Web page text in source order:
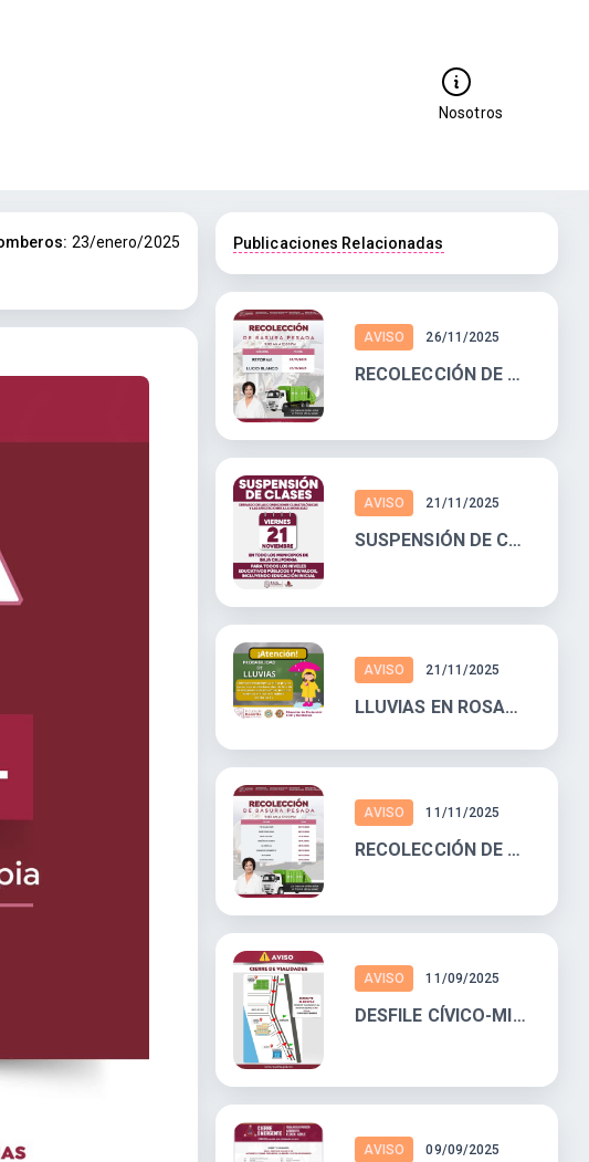
Nosotros
23/enero/2025 Publicaciones Relacionadas
AVISO 26/11/2025
RECOLECCIÓN DE BASURA PESADA
AVISO 21/11/2025
SUSPENSIÓN DE CLASES
AVISO 21/11/2025
LLUVIAS EN ROSARITO
AVISO 11/11/2025
RECOLECCIÓN DE BASURA PESADA
AVISO 11/09/2025
DESFILE CÍVICO-MILITAR DEL 16 DE SEPTIEMBRE
AVISO 09/09/2025